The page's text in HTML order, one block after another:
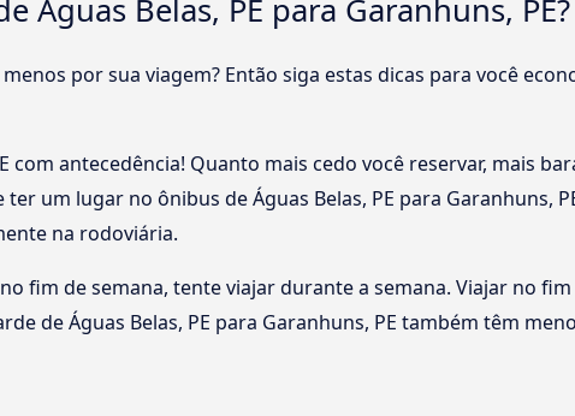
Belas, PE para Garanhuns, PE?
por sua viagem? Então siga estas dicas para você
com antecedência! Quanto mais cedo você reservar, mais
um lugar no ônibus de Águas Belas, PE para Garanhuns,
na rodoviária.
fim de semana, tente viajar durante a semana. Viajar no fim
de Águas Belas, PE para Garanhuns, PE também têm